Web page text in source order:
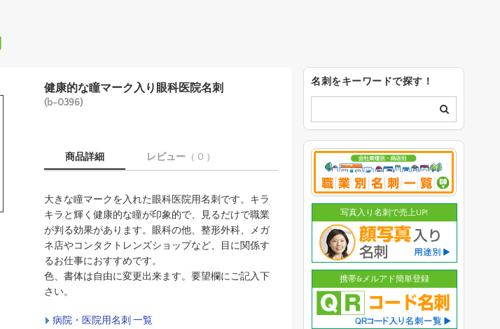
健康的な瞳マーク入り眼科医院名刺
(b-0396)
商品詳細 レビュー （ 0 ）
大きな瞳マークを入れた眼科医院用名刺です。キラ
キラと輝く健康的な瞳が印象的で、見るだけで職業
が判る効果があります。眼科の他、整形外科、メガ
ネ店やコンタクトレンズショップなど、目に関係す
るお仕事におすすめです。
色、書体は自由に変更出来ます。要望欄にご記入下
さい。
病院・医院用名刺 一覧
名刺をキーワードで探す！
写真入り名刺で売上UP!
携帯&メルアド簡単登録